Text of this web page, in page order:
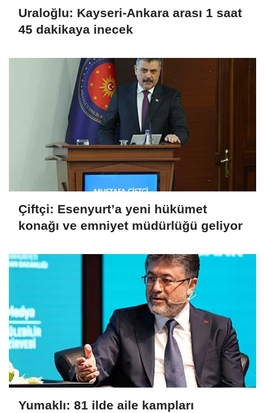
Uraloğlu: Kayseri-Ankara arası 1 saat
45 dakikaya inecek
Çiftçi: Esenyurt’a yeni hükümet
konağı ve emniyet müdürlüğü geliyor
Yumaklı: 81 ilde aile kampları